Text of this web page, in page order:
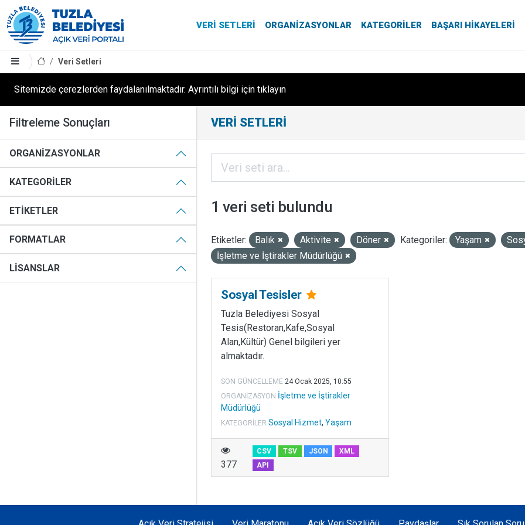
VERI SETLERI ORGANIZASYONLAR KATEGORILER BAŞARI HIKAYELERI
Veri Setleri
Sitemizde çerezlerden faydalanılmaktadır. Ayrıntılı bilgi için tıklayın
Filtreleme Sonuçları
ORGANIZASYONLAR
KATEGORILER
ETIKETLER
FORMATLAR
LISANSLAR
VERI SETLERI
1 veri seti bulundu
Etiketler: Balık Aktivite Döner Kategoriler: Yaşam
İşletme ve İştirakler Müdürlüğü
Sosyal Tesisler
Tuzla Belediyesi Sosyal
Tesis(Restoran,Kafe,Sosyal
Alan,Kültür) Genel bilgileri yer
almaktadır.
SON GÜNCELLEME 24 Ocak 2025, 10:55
ORGANIZASYON İşletme ve İştirakler
Müdürlüğü
KATEGORILER Sosyal Hizmet, Yaşam
377
CSV TSV JSON
XML
API